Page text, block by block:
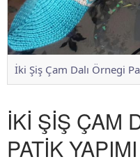
İki Şiş Çam Dalı Örnegi
İKİ ŞİŞ ÇAM
PATİK YAPIMI